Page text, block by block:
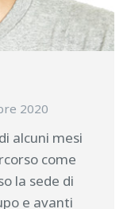
2020
alcuni mesi
come
la sede di
e avanti